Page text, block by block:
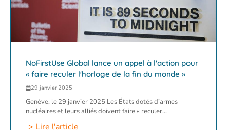
NoFirstUse Global lance un appel à l'action pour
« faire reculer l'horloge de la fin du monde »
29 janvier 2025
Genève, le 29 janvier 2025 Les États dotés d’armes
nucléaires et leurs alliés doivent faire « reculer...
> Lire l'article